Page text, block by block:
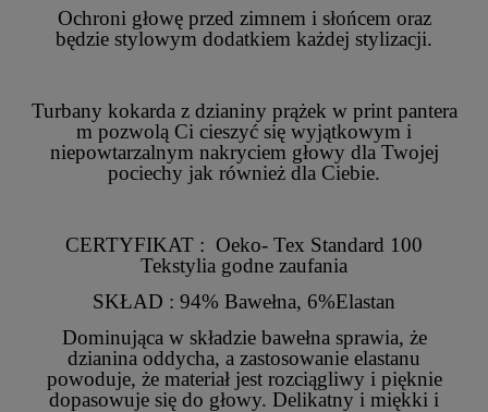
Ochroni głowę przed zimnem i słońcem oraz
będzie stylowym dodatkiem każdej stylizacji.
Turbany kokarda z dzianiny prążek w print pantera
m pozwolą Ci cieszyć się wyjątkowym i
niepowtarzalnym nakryciem głowy dla Twojej
pociechy jak również dla Ciebie.
CERTYFIKAT : Oeko- Tex Standard 100
Tekstylia godne zaufania
SKŁAD : 94% Bawełna, 6%Elastan
Dominująca w składzie bawełna sprawia, że
dzianina oddycha, a zastosowanie elastanu
powoduje, że materiał jest rozciągliwy i pięknie
dopasowuje się do głowy. Delikatny i miękki i